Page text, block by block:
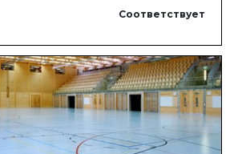
Соответствует